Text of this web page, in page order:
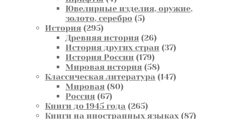
товара
Ювелирные изделия, оружие,
золото, серебро 55
История 295295
товаров
Древняя история 2626
товаров
История других стран 3737
История России 179179
товаров
Мировая история 5858
товаров
Классическая литература 147147
Мировая 8080
Россия 6767
товаров
Книги до 1945 года 265265
товаров
Книги на иностранных языках 8787